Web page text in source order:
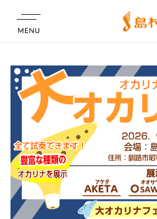
店舗情報